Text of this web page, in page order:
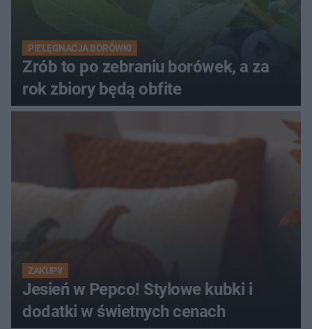
PIELĘGNACJA BORÓWKI
Zrób to po zebraniu borówek, a za
rok zbiory będą obfite
ZAKUPY
Jesień w Pepco! Stylowe kubki i
dodatki w świetnych cenach